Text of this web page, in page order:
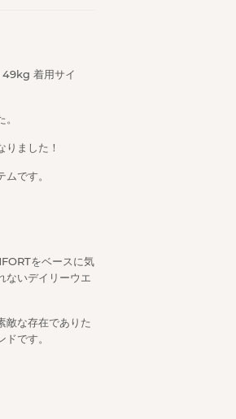
着用サイ
ました！
です。
をベースに気
ないデイリーウエ
敵な存在でありた
です。